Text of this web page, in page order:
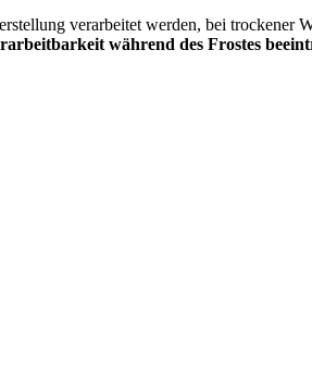
verarbeitet werden, bei trockener
während des Frostes